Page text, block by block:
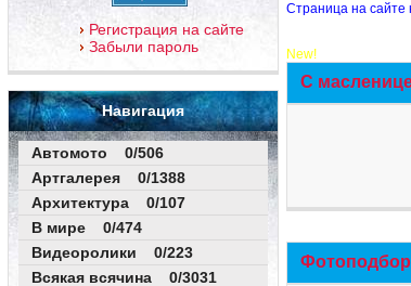
Регистрация на сайте
Забыли пароль
Навигация
Автомото 0/506
Артгалерея 0/1388
Архитектура 0/107
В мире 0/474
Видеоролики 0/223
Всякая всячина 0/3031
Страница на сайте
New!
С